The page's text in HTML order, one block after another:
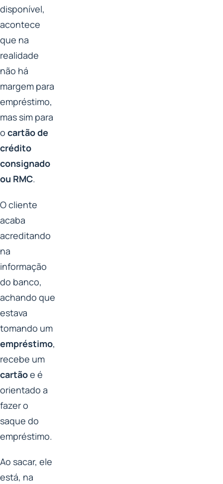
disponível,
acontece
que na
realidade
não há
margem para
empréstimo,
mas sim para
o cartão de
crédito
consignado
ou RMC.
O cliente
acaba
acreditando
na
informação
do banco,
achando que
estava
tomando um
empréstimo,
recebe um
cartãoe é
orientado a
fazer o
saque do
empréstimo.
Ao sacar, ele
está, na